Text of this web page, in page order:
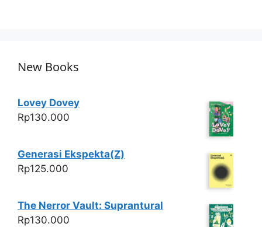
New Books
Lovey Dovey
Rp130.000
Generasi Ekspekta(Z)
Rp125.000
The Nerror Vault: Suprantural
Rp130.000